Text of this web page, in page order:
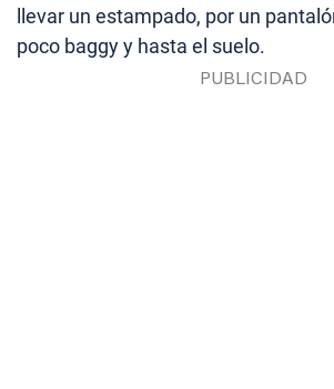
llevar un estampado, por un
poco baggy y hasta el suelo.